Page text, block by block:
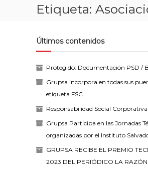
Etiqueta:
Últimos contenidos
Protegido: Documentación PSD /
Grupsa incorpora en todas sus
etiqueta FSC
Responsabilidad Social
Grupsa Participa en las Jornadas
organizadas por el Instituto
GRUPSA RECIBE EL PREMIO
2023 DEL PERIÓDICO LA RAZÓN